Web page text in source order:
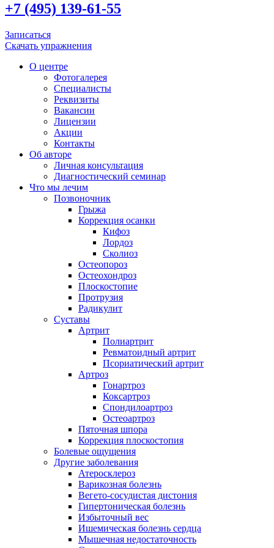
+7 (495) 139-61-55
Записаться
Скачать упражнения
О центре
Фотогалерея
Специалисты
Реквизиты
Вакансии
Лицензии
Акции
Контакты
Об авторе
Личная консультация
Диагностический семинар
Что мы лечим
Позвоночник
Грыжа
Коррекция осанки
Кифоз
Лордоз
Сколиоз
Остеопороз
Остеохондроз
Плоскостопие
Протрузия
Радикулит
Суставы
Артрит
Полиартрит
Ревматоидный артрит
Псориатический артрит
Артроз
Гонартроз
Коксартроз
Спондилоартроз
Остеоартроз
Пяточная шпора
Коррекция плоскостопия
Болевые ощущения
Другие заболевания
Атеросклероз
Варикозная болезнь
Вегето-сосудистая дистония
Гипертоническая болезнь
Избыточный вес
Ишемическая болезнь сердца
Мышечная недостаточность